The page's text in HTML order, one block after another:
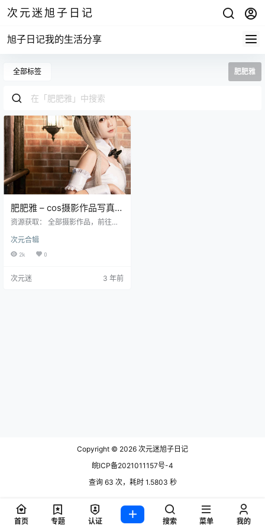
次元迷旭子日记
旭子日记我的生活分享
全部标签 肥肥雅
肥肥雅 – cos摄影作品写真合
集
资源获取： 全部摄影作品，前往获
雅，微博动漫博主，粉丝8.3万。 微
博：肥肥雅- 资源目录 NO.001 穹妹
次元合辑
2k 0
次元迷 3 年前
Copyright © 2026 次元迷旭子日记
皖ICP备2021011157号-4
查询 63 次，耗时 1.5803 秒
首页 专题 认证 搜索 菜单 我的